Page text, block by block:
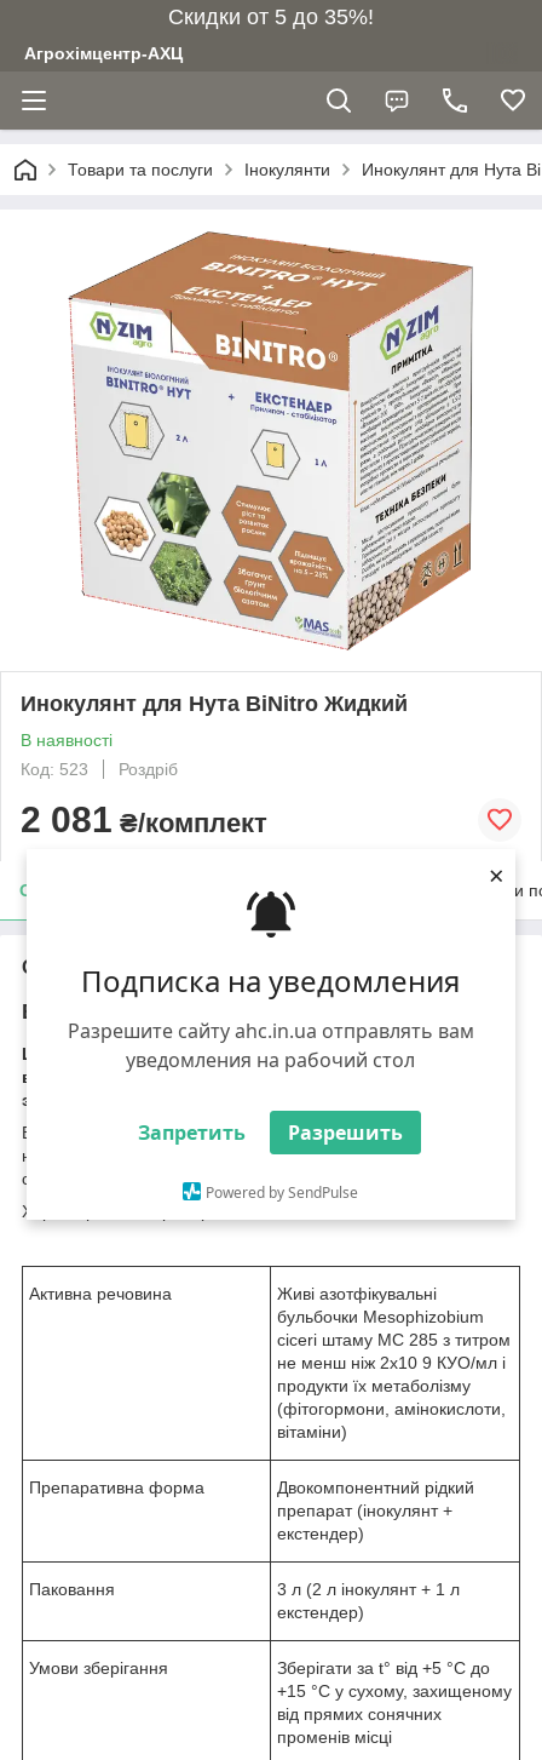
Подписка на уведомления
Разрешите сайту ahc.in.ua отправлять вам
уведомления на рабочий стол
Запретить Разрешить
Powered by SendPulse
×
Скидки от 5 до 35%!
Агрохімцентр-АХЦ
Товари та послуги Інокулянти Инокулянт для Нута
Инокулянт для Нута BiNitro Жидкий
В наявності
Код: 523
Роздріб
2 081 ₴/комплект
Опис Доставка Умови
Опис
BiNitro- жидкий инокулянт для Нута.
Ціна на сайті вказана за комплект (фасування від
виробника) Азотфіксувальний
экстендера.
BiNitro
Нут-препарат для передпосувної інокуляції насіння
нуту на основі культури клубочокових бактерій Mesorhizobium
ciceri та продуктів їх метаболізму.
Характеристика препарата
Активна речовина
Живі азотфікувальні
бульбочки Mesophizobium
ciceri штаму MC 285 з титром
не менш ніж 2х10 9 КУО/мл і
продукти їх метаболізму
(фітогормони, амінокислоти,
вітаміни)
Препаративна форма
Двокомпонентний рідкий
препарат (інокулянт +
екстендер)
Паковання
3 л (2 л інокулянт + 1 л
екстендер)
Умови зберігання
Зберігати за t° від +5 °C до
+15 °C у сухому, захищеному
від прямих сонячних
променів місці